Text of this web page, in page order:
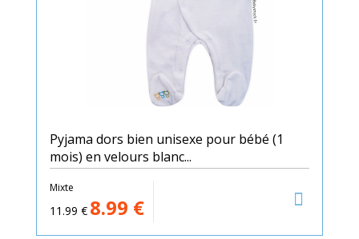
Pyjama dors bien unisexe pour bébé (1
mois) en velours blanc...
Mixte
11.99 € 8.99 €